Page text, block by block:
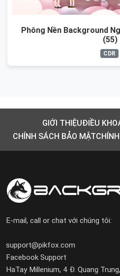
Phông Nền Background
(55)
CDR
GIỚI THIỆUĐIỀU
CHÍNH SÁCH BẢO MẬT
E-mail, call or chat với chúng tôi:
support@pikfox.com
Facebook Support
HaTay Millenium, 4 Đ. Quang